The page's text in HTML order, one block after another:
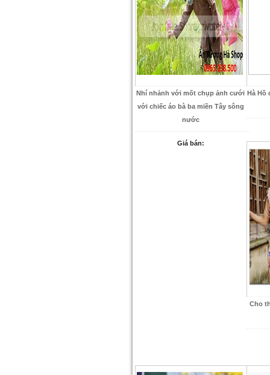
Nhí nhảnh với mốt chụp ảnh cưới
với chiếc áo bà ba miền Tây sông
nước
Giá bán:
Hà Hồ
Cho